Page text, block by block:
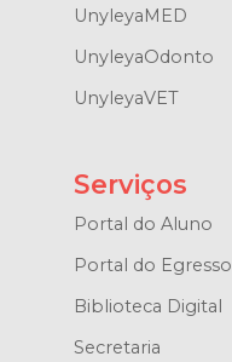
UnyleyaMED
UnyleyaOdonto
UnyleyaVET
Serviços
Portal do Aluno
Portal do Egresso
Biblioteca Digital
Secretaria